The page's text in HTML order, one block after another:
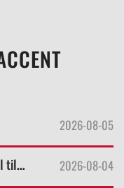
2026-08-05
Cannabis i gråzonen – från läkemedel till livsstil 2026-08-04